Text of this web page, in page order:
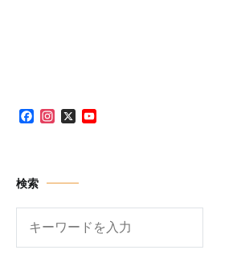
Facebook
Instagram
X
検索